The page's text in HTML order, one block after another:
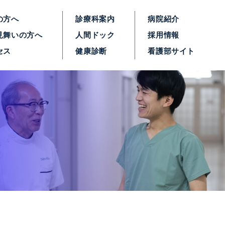
方へ
舞いの方へ
ス
診療科案内
人間ドック
健康診断
病院紹介
採用情報
看護部サイト